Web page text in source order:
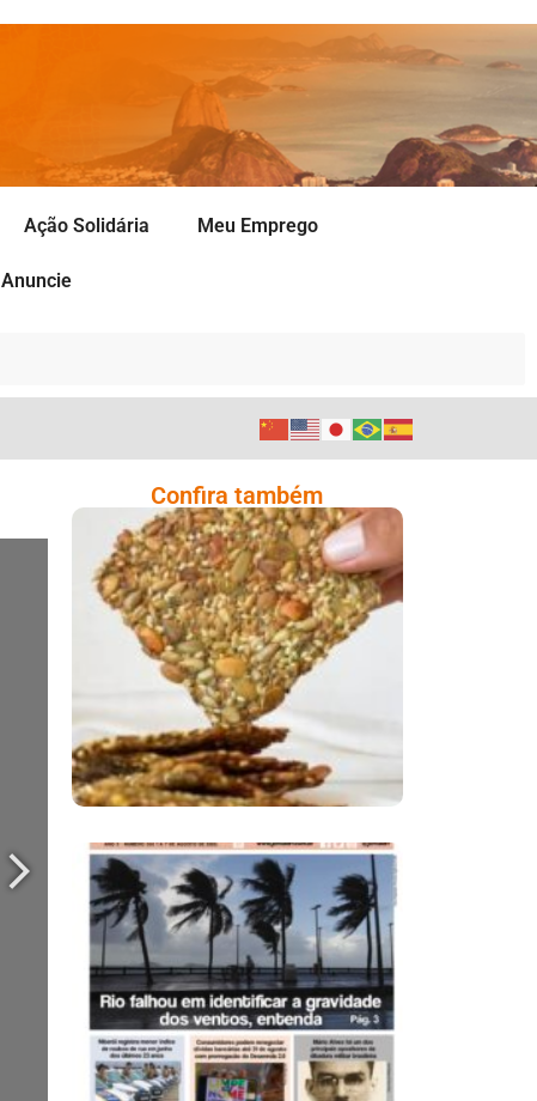
Ação Solidária Meu Emprego
Anuncie
Confira também
Comer Bem: Cracker
De Sementes
Ano X – Número 366
01 A 07 De Agosto De
2026